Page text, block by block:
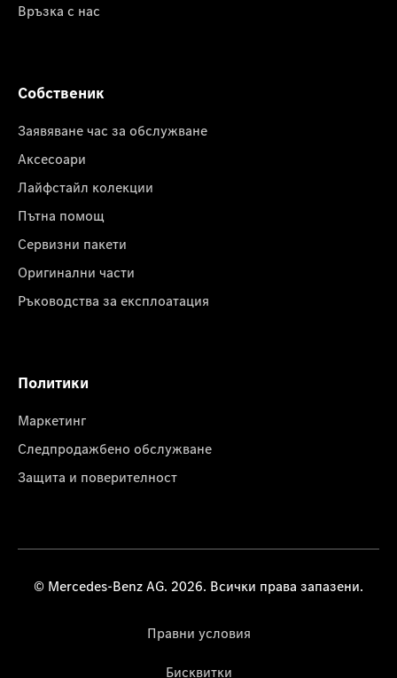
Връзка с нас
Собственик
Заявяване час за обслужване
Аксесоари
Лайфстайл колекции
Пътна помощ
Сервизни пакети
Оригинални части
Ръководства за експлоатация
Политики
Маркетинг
Следпродажбено обслужване
Защита и поверителност
© Mercedes-Benz AG. 2026. Всички права запазени.
Правни условия
Бисквитки